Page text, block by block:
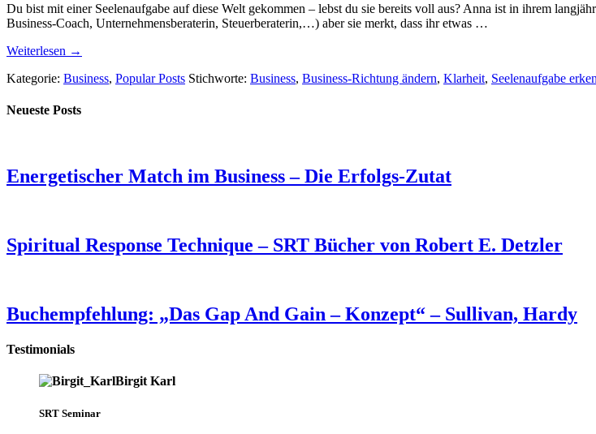
Du bist mit einer Seelenaufgabe auf diese Welt gekommen – lebst du sie bereits voll aus? Anna ist in ihrem
Business-Coach, Unternehmensberaterin, Steuerberaterin,…) aber sie merkt, dass ihr etwas …
Weiterlesen →
Kategorie: Business, Popular Posts Stichworte: Business, Business-Richtung ändern, Klarheit, Seelenaufgabe
Neueste Posts
Energetischer Match im Business – Die Erfolgs-Zutat
Spiritual Response Technique – SRT Bücher von Robert E. Detzler
Buchempfehlung: „Das Gap And Gain – Konzept“ – Sullivan, Hardy
Testimonials
Birgit Karl
SRT Seminar